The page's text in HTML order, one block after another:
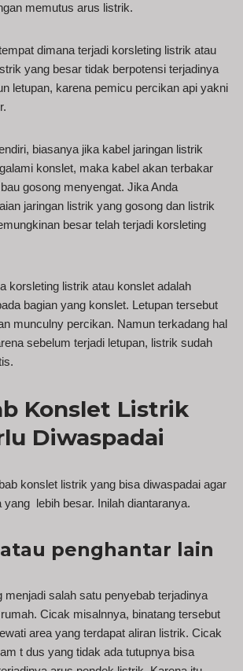
memutus arus listrik.
dimana terjadi korsleting listrik atau
yang besar tidak berpotensi terjadinya
letupan, karena pemicu percikan api yakni
biasanya jika kabel jaringan listrik
konslet, maka kabel akan terbakar
gosong menyengat. Jika Anda
jaringan listrik yang gosong dan listrik
besar telah terjadi korsleting
korsleting listrik atau konslet adalah
bagian yang konslet. Letupan tersebut
munculny percikan. Namun terkadang hal
sebelum terjadi letupan, listrik sudah
Konslet Listrik
Diwaspadai
konslet listrik yang bisa diwaspadai agar
yang lebih besar. Inilah diantaranya.
penghantar lain
menjadi salah satu penyebab terjadinya
Cicak misalnnya, binatang tersebut
area yang terdapat aliran listrik. Cicak
t dus yang tidak ada tutupnya bisa